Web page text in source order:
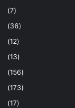
(7)
(36)
(12)
(13)
(156)
(173)
(17)